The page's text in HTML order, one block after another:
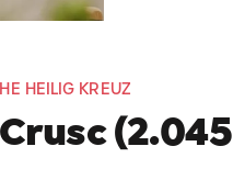
HEILIG KREUZ